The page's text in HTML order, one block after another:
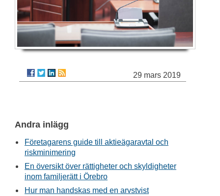
29 mars 2019
Andra inlägg
Företagarens guide till aktieägaravtal och
riskminimering
En översikt över rättigheter och skyldigheter
inom familjerätt i Örebro
Hur man handskas med en arvstvist